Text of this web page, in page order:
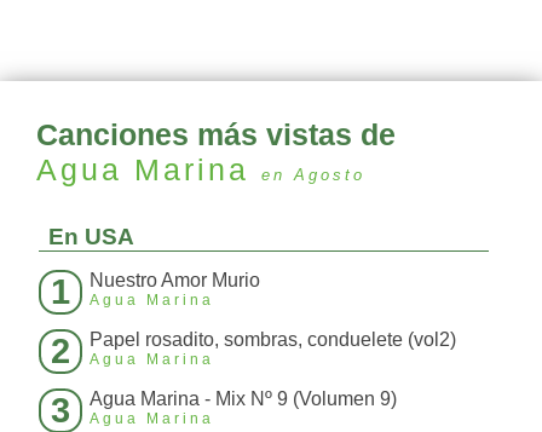
Canciones más vistas de
Agua Marina
en Agosto
En USA
1 Nuestro Amor Murio
Agua Marina
2 Papel rosadito, sombras, conduelete (vol2)
Agua Marina
3 Agua Marina - Mix Nº 9 (Volumen 9)
Agua Marina